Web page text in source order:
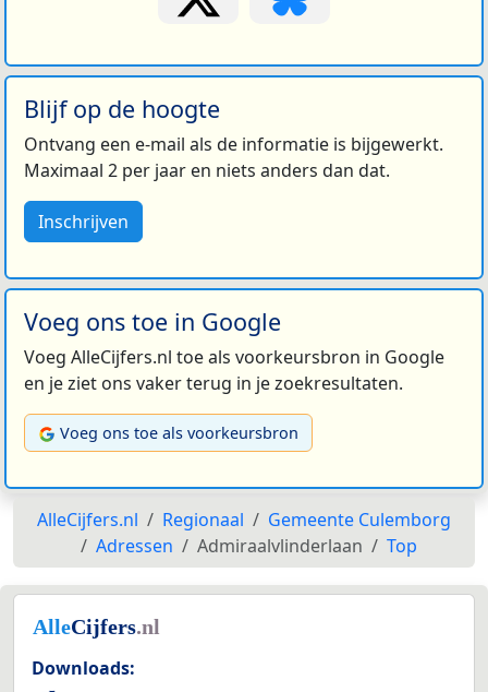
Blijf op de hoogte
Ontvang een e-mail als de informatie is bijgewerkt.
Maximaal 2 per jaar en niets anders dan dat.
Inschrijven
Voeg ons toe in Google
Voeg AlleCijfers.nl toe als voorkeursbron in Google
en je ziet ons vaker terug in je zoekresultaten.
Voeg ons toe als voorkeursbron
AlleCijfers.nl Regionaal
Gemeente Culemborg
Adressen
Admiraalvlinderlaan Top
Downloads: